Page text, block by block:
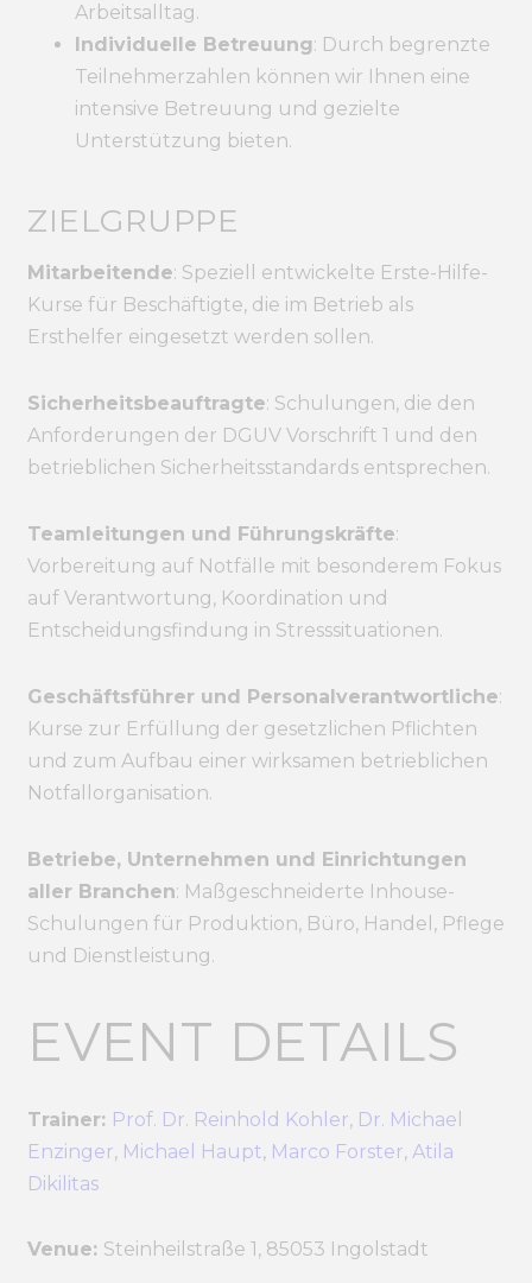
Arbeitsalltag.
Individuelle Betreuung: Durch begrenzte
Teilnehmerzahlen können wir Ihnen eine
intensive Betreuung und gezielte
Unterstützung bieten.
ZIELGRUPPE
Mitarbeitende: Speziell entwickelte Erste-Hilfe-
Kurse für Beschäftigte, die im Betrieb als
Ersthelfer eingesetzt werden sollen.
Sicherheitsbeauftragte: Schulungen, die den
Anforderungen der DGUV Vorschrift 1 und den
betrieblichen Sicherheitsstandards entsprechen.
Teamleitungen und Führungskräfte:
Vorbereitung auf Notfälle mit besonderem Fokus
auf Verantwortung, Koordination und
Entscheidungsfindung in Stresssituationen.
Geschäftsführer und Personalverantwortliche:
Kurse zur Erfüllung der gesetzlichen Pflichten
und zum Aufbau einer wirksamen betrieblichen
Notfallorganisation.
Betriebe, Unternehmen und Einrichtungen
aller Branchen: Maßgeschneiderte Inhouse-
Schulungen für Produktion, Büro, Handel, Pflege
und Dienstleistung.
EVENT DETAILS
Trainer: Prof. Dr. Reinhold Kohler, Dr. Michael
Enzinger, Michael Haupt, Marco Forster, Atila
Dikilitas
Venue: Steinheilstraße 1, 85053 Ingolstadt